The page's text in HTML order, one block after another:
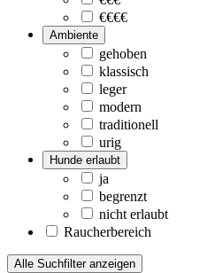
€€€€
Ambiente
gehoben
klassisch
leger
modern
traditionell
urig
Hunde erlaubt
ja
begrenzt
nicht erlaubt
Raucherbereich
Alle Suchfilter anzeigen